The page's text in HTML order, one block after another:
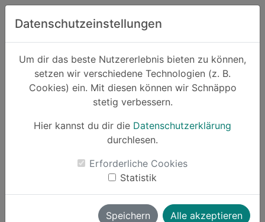
Zum Hauptinhalt springen
Datenschutzeinstellungen
Um dir das beste Nutzererlebnis bieten zu können,
setzen wir verschiedene Technologien (z. B.
Cookies) ein. Mit diesen können wir Schnäppo
stetig verbessern.
Hier kannst du dir die Datenschutzerklärung
durchlesen.
Erforderliche Cookies
Statistik
Speichern Alle akzeptieren
Suchen
Schnäppchen Haushalt und Garten
Cashback